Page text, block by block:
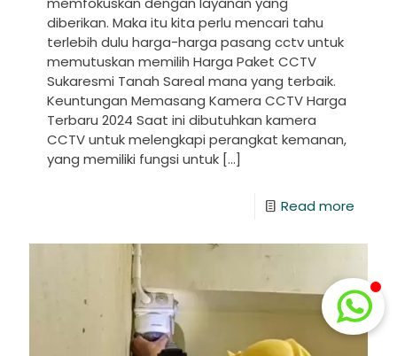
diberikan. Maka itu kita perlu mencari tahu
terlebih dulu harga-harga pasang cctv untuk
memutuskan memilih Harga Paket CCTV
Sukaresmi Tanah Sareal mana yang terbaik.
Keuntungan Memasang Kamera CCTV Harga
Terbaru 2024 Saat ini dibutuhkan kamera
CCTV untuk melengkapi perangkat kemanan,
yang memiliki fungsi untuk […]
Read more